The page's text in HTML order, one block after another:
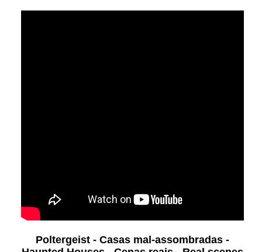
Poltergeist - Casas mal-assombradas -